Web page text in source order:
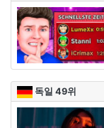
독일 49위